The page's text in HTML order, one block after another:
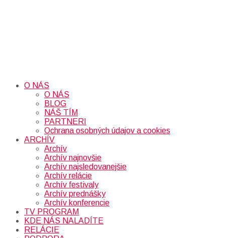
O NÁS
O NÁS
BLOG
NÁŠ TÍM
PARTNERI
Ochrana osobných údajov a cookies
ARCHÍV
Archív
Archív najnovšie
Archív najsledovanejšie
Archív relácie
Archív festivaly
Archív prednášky
Archív konferencie
TV PROGRAM
KDE NÁS NALADÍTE
RELÁCIE